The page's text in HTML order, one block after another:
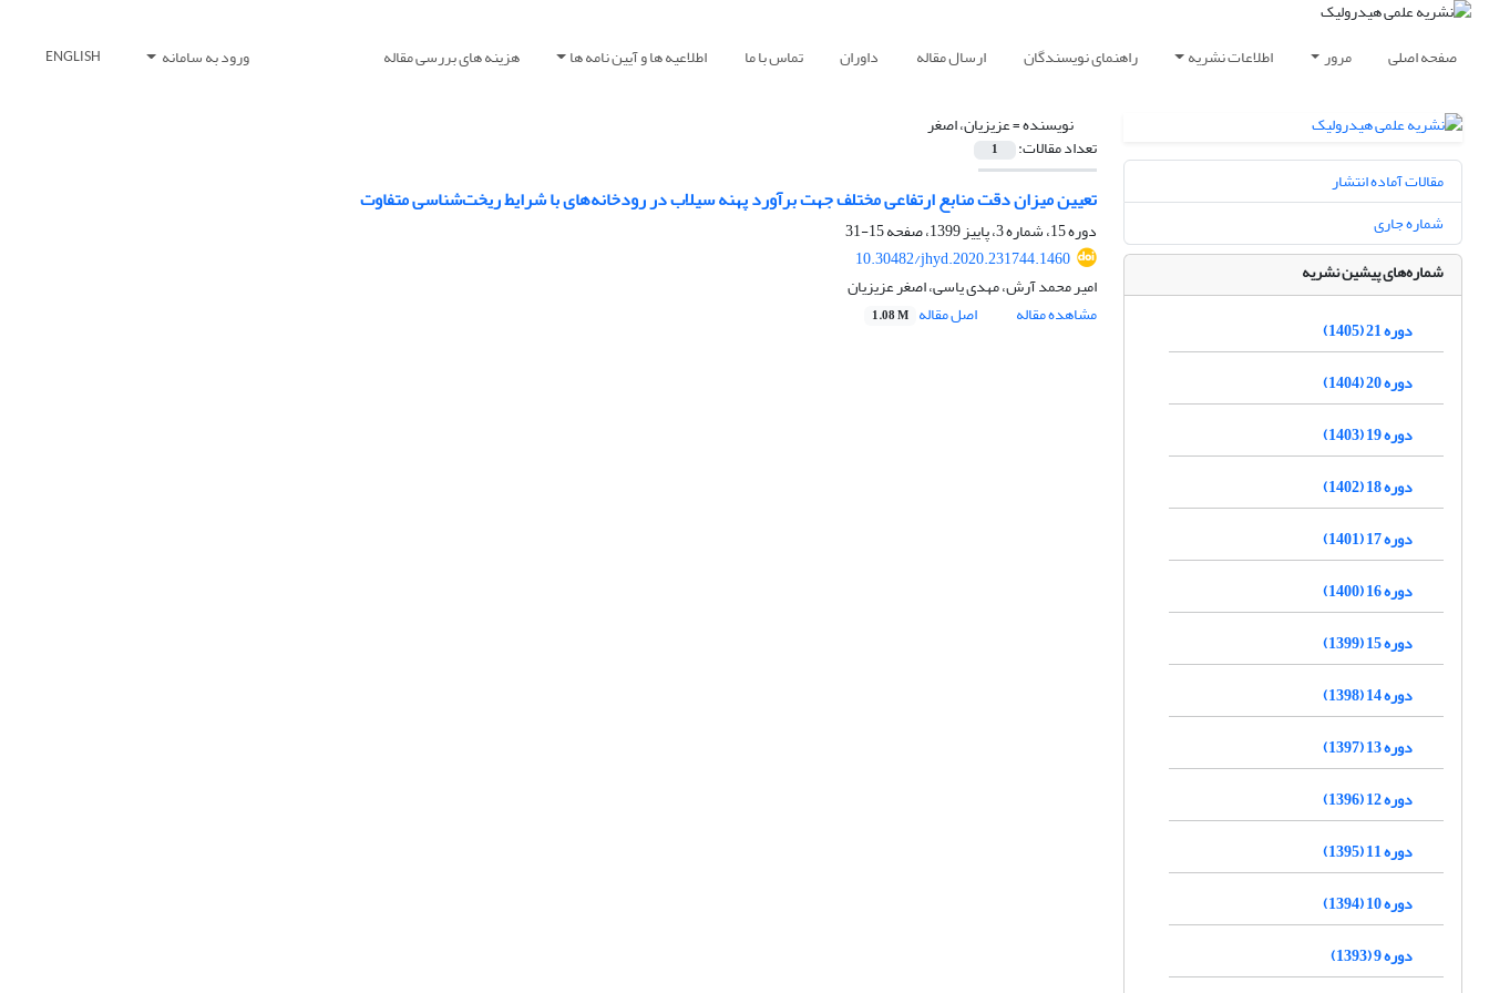
صفحه اصلی مرور اطلاعات نشریه راهنمای نویسندگان ارسال مقاله داوران تماس با ما اطلاعیه ها و آیین نامه ها هزینه های بررسی مقاله ورود به سامانه ENGLISH
نویسنده =عزیزیان، اصغر
تعداد مقالات: 1
تعیین میزان دقت منابع ارتفاعی مختلف جهت برآورد پهنه سیلاب در رودخانه‌های با شرایط ریخت‌شناسی متفاوت
دوره 15، شماره 3، پاییز 1399، صفحه
15-31
10.30482/jhyd.2020.231744.1460
امیر محمد آرش، مهدی یاسی، اصغر عزیزیان
مشاهده مقاله
اصل مقاله 1.08 M
مقالات آماده انتشار
شماره جاری
شماره‌های پیشین نشریه
دوره 21 (1405)
دوره 20 (1404)
دوره 19 (1403)
دوره 18 (1402)
دوره 17 (1401)
دوره 16 (1400)
دوره 15 (1399)
دوره 14 (1398)
دوره 13 (1397)
دوره 12 (1396)
دوره 11 (1395)
دوره 10 (1394)
دوره 9 (1393)